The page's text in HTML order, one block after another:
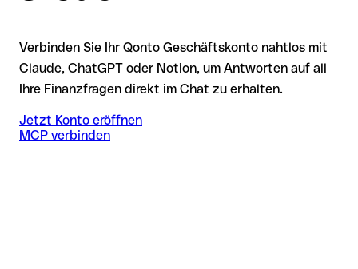
Verbinden Sie Ihr Qonto Geschäftskonto nahtlos mit
Claude, ChatGPT oder Notion, um Antworten auf all
Ihre Finanzfragen direkt im Chat zu erhalten.
Jetzt Konto eröffnen
MCP verbinden